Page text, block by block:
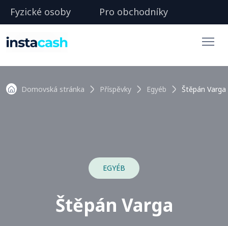
Fyzické osoby Pro obchodníky
Domovská stránka Příspěvky Egyéb Štěpán Varga
EGYÉB
Štěpán Varga